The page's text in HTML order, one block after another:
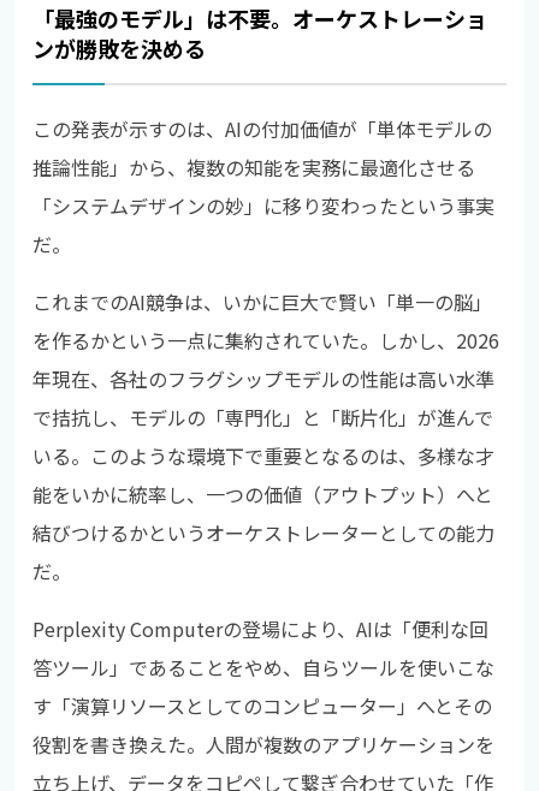
「最強のモデル」は不要。オーケストレーショ
ンが勝敗を決める
この発表が示すのは、AIの付加価値が「単体モデルの
推論性能」から、複数の知能を実務に最適化させる
「システムデザインの妙」に移り変わったという事実
だ。
これまでのAI競争は、いかに巨大で賢い「単一の脳」
を作るかという一点に集約されていた。しかし、2026
年現在、各社のフラグシップモデルの性能は高い水準
で拮抗し、モデルの「専門化」と「断片化」が進んで
いる。このような環境下で重要となるのは、多様な才
能をいかに統率し、一つの価値（アウトプット）へと
結びつけるかというオーケストレーターとしての能力
だ。
Perplexity Computerの登場により、AIは「便利な回
答ツール」であることをやめ、自らツールを使いこな
す「演算リソースとしてのコンピューター」へとその
役割を書き換えた。人間が複数のアプリケーションを
立ち上げ、データをコピペして繋ぎ合わせていた「作